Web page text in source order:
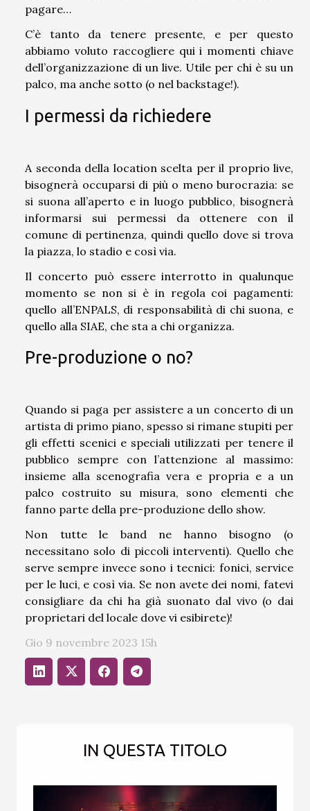
IN QUESTA TITOLO
pagare…
C’è tanto da tenere presente, e per questo
abbiamo voluto raccogliere qui i momenti chiave
dell’organizzazione di un live. Utile per chi è su un
palco, ma anche sotto (o nel backstage!).
I permessi da richiedere
A seconda della location scelta per il proprio live,
bisognerà occuparsi di più o meno burocrazia: se
si suona all’aperto e in luogo pubblico, bisognerà
informarsi sui permessi da ottenere con il
comune di pertinenza, quindi quello dove si trova
la piazza, lo stadio e così via.
Il concerto può essere interrotto in qualunque
momento se non si è in regola coi pagamenti:
quello all’ENPALS, di responsabilità di chi suona, e
quello alla SIAE, che sta a chi organizza.
Pre-produzione o no?
Quando si paga per assistere a un concerto di un
artista di primo piano, spesso si rimane stupiti per
gli effetti scenici e speciali utilizzati per tenere il
pubblico sempre con l’attenzione al massimo:
insieme alla scenografia vera e propria e a un
palco costruito su misura, sono elementi che
fanno parte della pre-produzione dello show.
Non tutte le band ne hanno bisogno (o
necessitano solo di piccoli interventi). Quello che
serve sempre invece sono i tecnici: fonici, service
per le luci, e così via. Se non avete dei nomi, fatevi
consigliare da chi ha già suonato dal vivo (o dai
proprietari del locale dove vi esibirete)!
Gio 9 novembre 2023 15h